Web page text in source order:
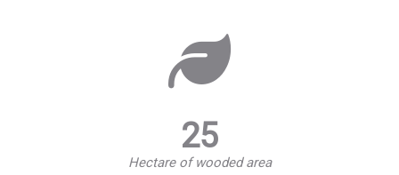
25
Hectare of wooded area